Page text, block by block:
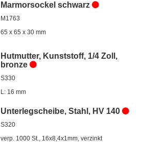
Marmorsockel schwarz
M1763
65 x 65 x 30 mm
Hutmutter, Kunststoff, 1/4 Zoll,
bronze
S330
L: 16 mm
Unterlegscheibe, Stahl, HV 140
S320
verp. 1000 St., 16x8,4x1mm, verzinkt